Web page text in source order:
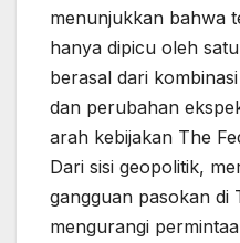
menunjukkan bahwa
hanya dipicu oleh
berasal dari kombinasi
dan perubahan
arah kebijakan The
Dari sisi geopolitik,
gangguan pasokan di
mengurangi